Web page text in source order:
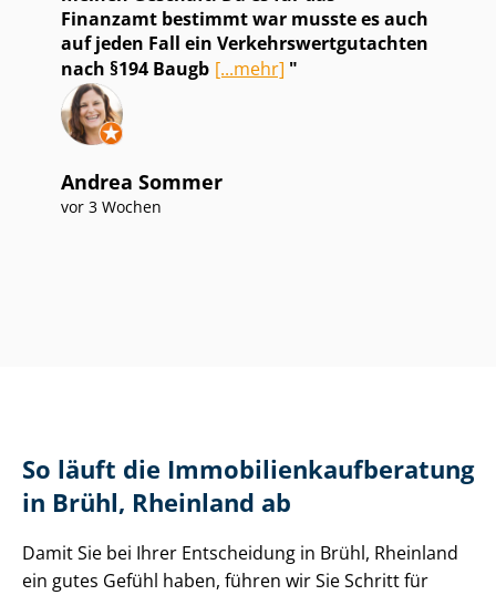
Finanzamt bestimmt war musste es auch
auf jeden Fall ein Ver­kehrs­wert­gut­ach­ten
nach §194 Baugb [...mehr]
Andrea Sommer
vor 3 Wochen
So läuft die Im­mo­bi­li­en­kauf­be­ra­tung
in Brühl, Rheinland ab
Damit Sie bei Ihrer Entscheidung in Brühl, Rheinland
ein gutes Gefühl haben, führen wir Sie Schritt für